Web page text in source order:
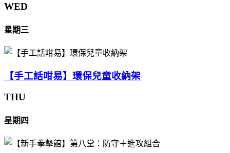
WED
星期三
【手工話咁易】環保兒童收納架
THU
星期四